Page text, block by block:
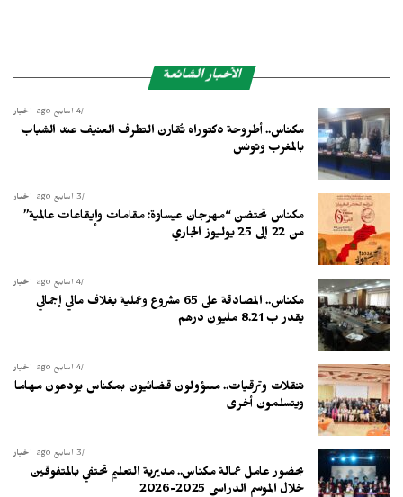
الأخبار الشائعة
أخبار 4 أسابيع ago
مكناس.. أطروحة دكتوراه تُقارن التطرف العنيف عند الشباب
بالمغرب وتونس
أخبار 3 أسابيع ago
مكناس تحتضن “مهرجان عيساوة: مقامات وإيقاعات عالمية”
من 22 إلى 25 يوليوز الجاري
أخبار 4 أسابيع ago
مكناس.. المصادقة على 65 مشروع وعملية بغلاف مالي إجمالي
يقدر ب 8.21 مليون درهم
أخبار 4 أسابيع ago
تنقلات وترقيات.. مسؤولون قضائيون بمكناس يودعون مهاما
ويتسلمون أخرى
أخبار 3 أسابيع ago
بحضور عامل عمالة مكناس.. مديرية التعليم تحتفي بالمتفوقين
خلال الموسم الدراسي 2025-2026